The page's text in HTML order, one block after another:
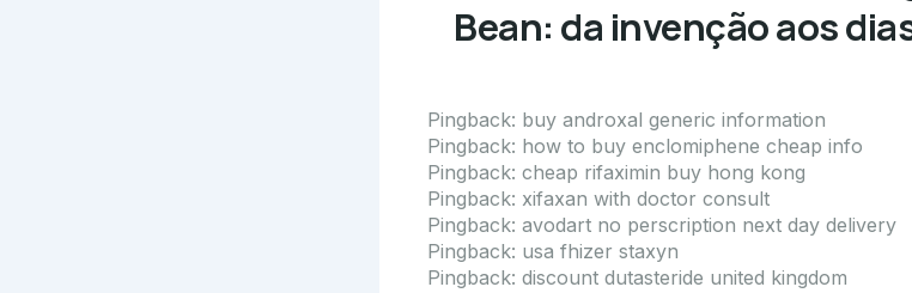
Bean: da invenção aos
Pingback: buy androxal generic information
Pingback: how to buy enclomiphene cheap info
Pingback: cheap rifaximin buy hong kong
Pingback: xifaxan with doctor consult
Pingback: avodart no perscription next day delivery
Pingback: usa fhizer staxyn
Pingback: discount dutasteride united kingdom